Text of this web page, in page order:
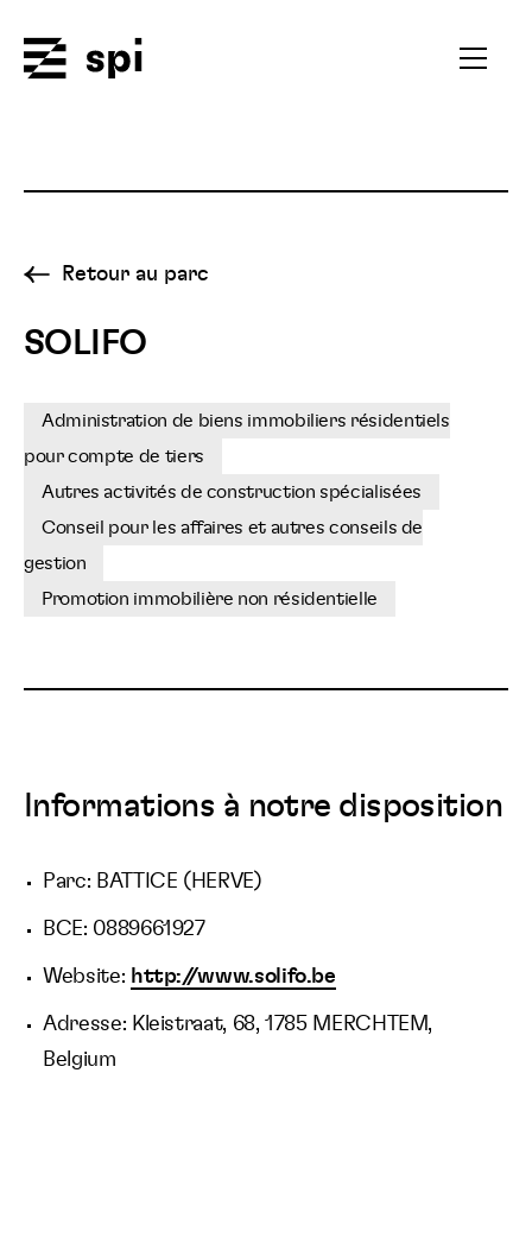
Ouvrir
Retour au parc
SOLIFO
Administration de biens immobiliers résidentiels
pour compte de tiers
Autres activités de construction spécialisées
Conseil pour les affaires et autres conseils de
gestion
Promotion immobilière non résidentielle
Informations à notre disposition
Parc: BATTICE (HERVE)
BCE: 0889661927
Website: http://www.solifo.be
Adresse: Kleistraat, 68, 1785 MERCHTEM,
Belgium